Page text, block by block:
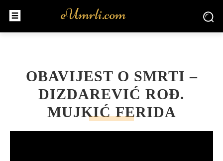
OBAVIJEST O SMRTI –
DIZDAREVIĆ ROĐ.
MUJKIĆ FERIDA